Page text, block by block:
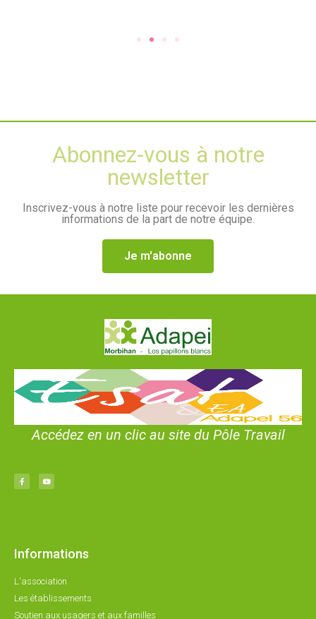
Abonnez-vous à notre
newsletter
Inscrivez-vous à notre liste pour recevoir les dernières
informations de la part de notre équipe.
Je m'abonne
Accédez en un clic au site du Pôle Travail
Informations
L'association
Les établissements
Soutien aux usagers et aux familles